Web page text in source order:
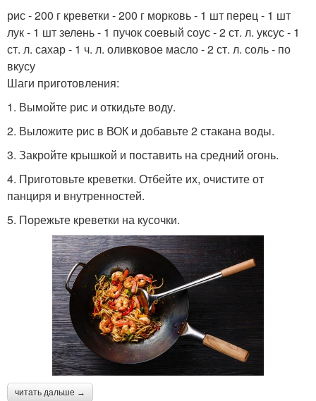
рис - 200 г креветки - 200 г морковь - 1 шт перец - 1 шт
лук - 1 шт зелень - 1 пучок соевый соус - 2 ст. л. уксус - 1
ст. л. сахар - 1 ч. л. оливковое масло - 2 ст. л. соль - по
вкусу
Шаги приготовления:
1. Вымойте рис и откидьте воду.
2. Выложите рис в ВОК и добавьте 2 стакана воды.
3. Закройте крышкой и поставить на средний огонь.
4. Приготовьте креветки. Отбейте их, очистите от
панциря и внутренностей.
5. Порежьте креветки на кусочки.
читать дальше →